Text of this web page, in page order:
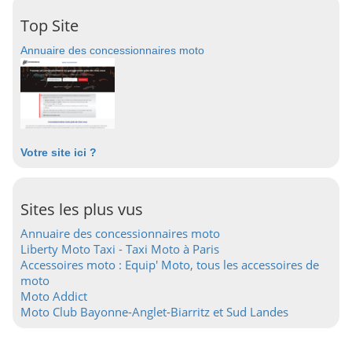
Top Site
Annuaire des concessionnaires moto
Votre site ici ?
Sites les plus vus
Annuaire des concessionnaires moto
Liberty Moto Taxi - Taxi Moto à Paris
Accessoires moto : Equip' Moto, tous les accessoires de
moto
Moto Addict
Moto Club Bayonne-Anglet-Biarritz et Sud Landes